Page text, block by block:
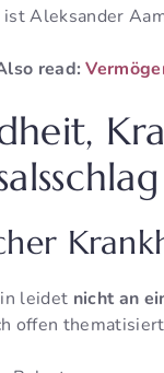
ist Aleksander
read:
leidet nicht an
offen